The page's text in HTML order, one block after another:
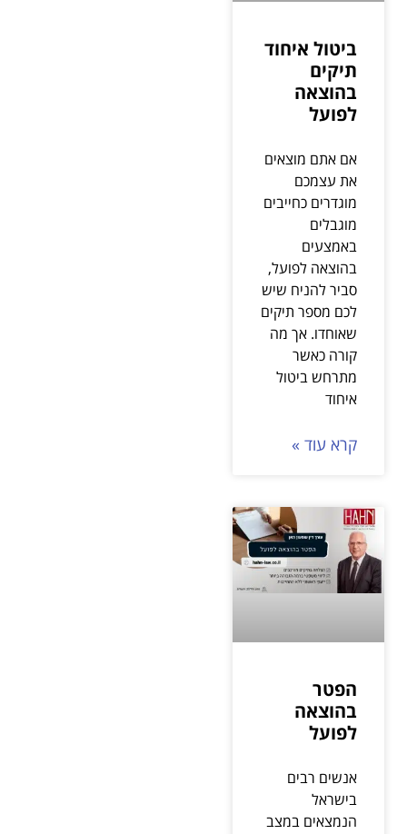
ביטול איחוד
תיקים
בהוצאה
לפועל
אם אתם מוצאים
את עצמכם
מוגדרים כחייבים
מוגבלים
באמצעים
בהוצאה לפועל,
סביר להניח שיש
לכם מספר תיקים
שאוחדו. אך מה
קורה כאשר
מתרחש ביטול
איחוד
קרא עוד »
הפטר
בהוצאה
לפועל
אנשים רבים
בישראל
הנמצאים במצב